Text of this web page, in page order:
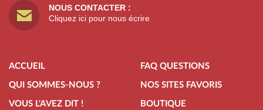
NOUS CONTACTER :
Cliquez ici pour nous écrire
ACCUEIL
QUI SOMMES-NOUS ?
VOUS L'AVEZ DIT !
FAQ QUESTIONS
NOS SITES FAVORIS
BOUTIQUE